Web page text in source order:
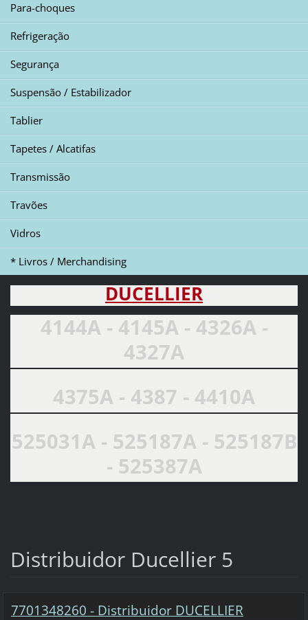
Para-choques
Refrigeração
Segurança
Suspensão / Estabilizador
Tablier
Tapetes / Alcatifas
Transmissão
Travões
Vidros
* Livros / Merchandising
DUCELLIER
4144A - 4145A - 4326A -
4327A
4375A - 4387 - 4410A
525031A - 525187A - 525187B
- 525387A
Distribuidor Ducellier 5
7701348260 - Distribuidor DUCELLIER